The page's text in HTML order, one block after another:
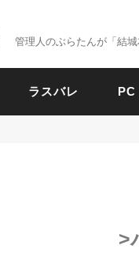
管理人のぶらたんが「結
ラスバレ PC
>